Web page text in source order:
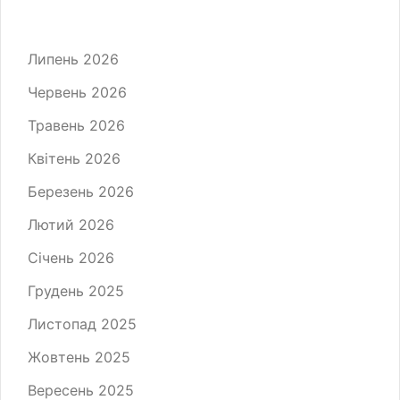
Липень 2026
Червень 2026
Травень 2026
Квітень 2026
Березень 2026
Лютий 2026
Січень 2026
Грудень 2025
Листопад 2025
Жовтень 2025
Вересень 2025